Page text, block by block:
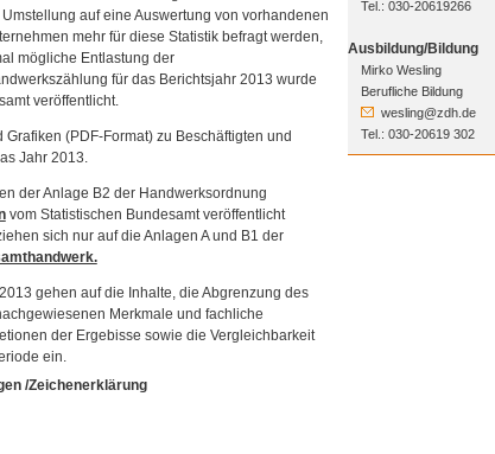
auf eine Auswertung von vorhandenen
mehr für diese Statistik befragt werden,
mögliche Entlastung der
für das Berichtsjahr 2013 wurde
veröffentlicht.
(PDF-Format) zu Beschäftigten und
Jahr 2013.
der Anlage B2 der Handwerksordnung
vom Statistischen Bundesamt veröffentlicht
sich nur auf die Anlagen A und B1 der
gehen auf die Inhalte, die Abgrenzung des
Merkmale und fachliche
der Ergebisse sowie die Vergleichbarkeit
ein.
/Zeichenerklärung
Tel.: 030-20619266
Ausbildung/Bildung
Mirko Wesling
Berufliche Bildung
wesling@zdh.de
Tel.: 030-20619 302